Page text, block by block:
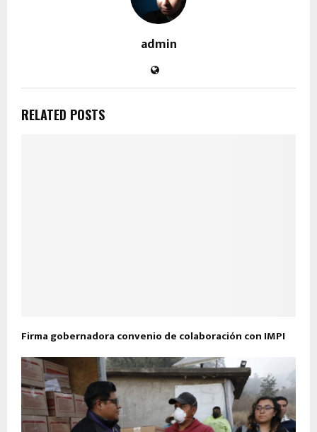
admin
RELATED POSTS
Firma gobernadora convenio de colaboración con IMPI